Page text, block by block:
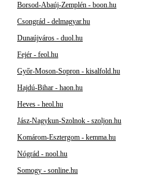
Borsod-Abaúj-Zemplén - boon.hu
Csongrád - delmagyar.hu
Dunaújváros - duol.hu
Fejér - feol.hu
Győr-Moson-Sopron - kisalfold.hu
Hajdú-Bihar - haon.hu
Heves - heol.hu
Jász-Nagykun-Szolnok - szoljon.hu
Komárom-Esztergom - kemma.hu
Nógrád - nool.hu
Somogy - sonline.hu